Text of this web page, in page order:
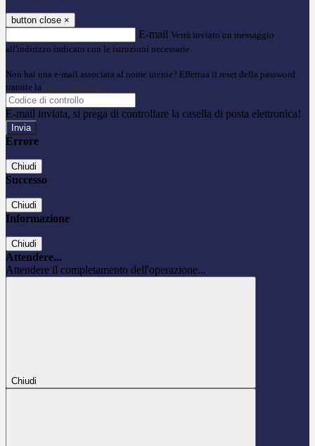
button close ×
E-mail Verrà inviato un messaggio
all'indirizzo indicato con le istruzioni necessarie.
Non hai una e-mail associata al nome utente? Effettua il reset della password
tramite la Login Spaggiari
E-mail inviata, si prega di controllare la casella di posta elettronica!
Errore
Chiudi
Successo
Chiudi
Informazione
Chiudi
Attendere...
Attendere il completamento dell'operazione...
Chiudi